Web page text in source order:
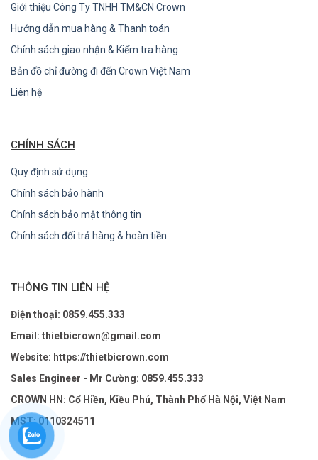
Giới thiệu Công Ty TNHH TM&CN Crown
Hướng dẫn mua hàng & Thanh toán
Chính sách giao nhận & Kiểm tra hàng
Bản đồ chỉ đường đi đến Crown Việt Nam
Liên hệ
CHÍNH SÁCH
Quy định sử dụng
Chính sách bảo hành
Chính sách bảo mật thông tin
Chính sách đổi trả hàng & hoàn tiền
THÔNG TIN LIÊN HỆ
Điện thoại: 0859.455.333
Email: thietbicrown@gmail.com
Website: https://thietbicrown.com
Sales Engineer - Mr Cường: 0859.455.333
CROWN HN: Cổ Hiền, Kiều Phú, Thành Phố Hà Nội, Việt Nam
MST: 0110324511